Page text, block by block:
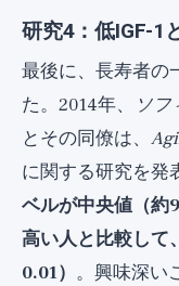
研究4：低IGF-1
最後に、長寿者の
た。2014年、
ソフ
とその同僚は、
に関する研究を発
ベルが中央値（約
高い人と比較して
0.01） 。興味深い